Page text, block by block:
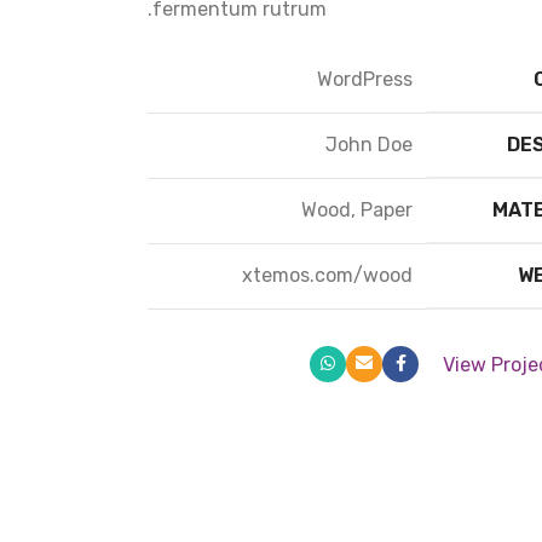
fermentum rutrum.
WordPress
John Doe
Wood, Paper
xtemos.com/wood
View